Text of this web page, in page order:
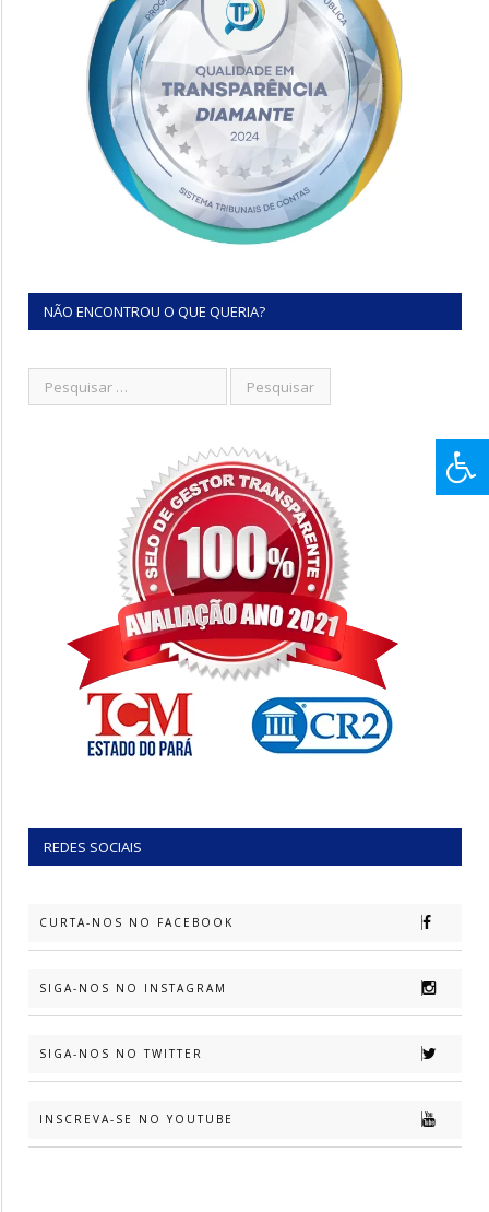
NÃO ENCONTROU O QUE QUERIA?
REDES SOCIAIS
CURTA-NOS NO FACEBOOK
SIGA-NOS NO INSTAGRAM
SIGA-NOS NO TWITTER
INSCREVA-SE NO YOUTUBE